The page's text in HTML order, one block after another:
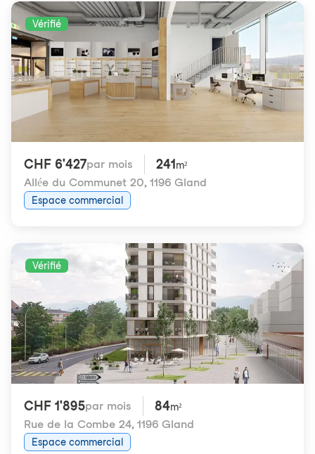
Vérifié
CHF 6'427par mois 241 m²
Allée du Communet 20, 1196 Gland
Espace commercial
Vérifié
CHF 1'895par mois 84m²
Rue de la Combe 24, 1196 Gland
Espace commercial